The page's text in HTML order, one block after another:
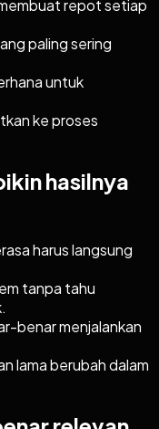
repot setiap
paling sering
untuk
ke proses
hasilnya
harus langsung
tanpa tahu
benar menjalankan
lama berubah dalam